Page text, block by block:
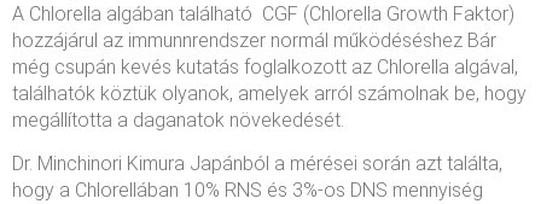
A Chlorella algában található CGF (Chlorella Growth Faktor)
hozzájárul az immunnrendszer normál működéséshez Bár
még csupán kevés kutatás foglalkozott az Chlorella algával,
találhatók köztük olyanok, amelyek arról számolnak be, hogy
megállította a daganatok növekedését.
Dr. Minchinori Kimura Japánból a mérései során azt találta,
hogy a Chlorellában 10% RNS és 3%-os DNS mennyiség